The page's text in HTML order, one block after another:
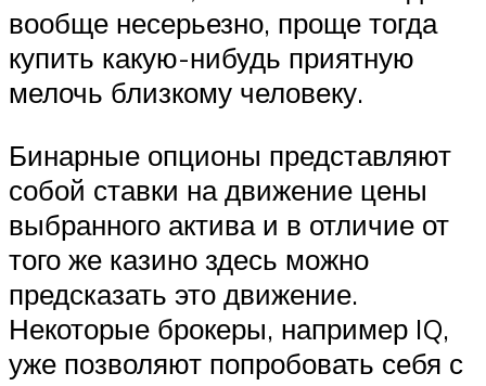
вообще несерьезно, проще тогда
купить какую-нибудь приятную
мелочь близкому человеку.
Бинарные опционы представляют
собой ставки на движение цены
выбранного актива и в отличие от
того же казино здесь можно
предсказать это движение.
Некоторые брокеры, например IQ,
уже позволяют попробовать себя с